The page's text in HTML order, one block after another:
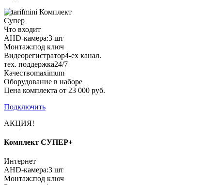
Комплект
Супер
Что входит
AHD-камера:3 шт
Монтаж:под ключ
Видеорегистратор4-ех канал.
тех. поддержка24/7
Качествоmaximum
Оборудование в наборе
Цена комплекта от 23 000 руб.
Подключить
АКЦИЯ!
Комплект СУПЕР+
Интернет
AHD-камера:3 шт
Монтаж:под ключ